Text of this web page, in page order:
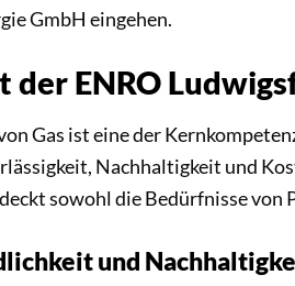
GmbH eingehen.
der ENRO
Gas ist eine der
Nachhaltigkeit und
sowohl die Bedürfnisse von
und